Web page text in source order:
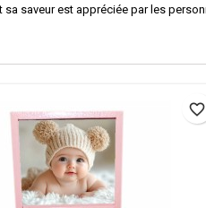
saveur est appréciée par les
favorite_border